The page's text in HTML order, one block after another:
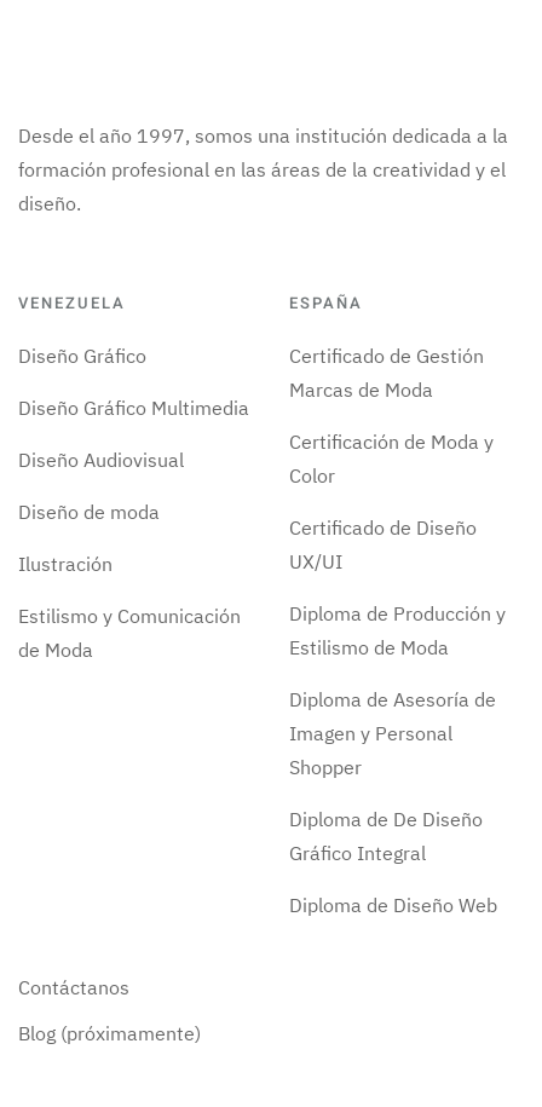
Desde el año 1997, somos una institución dedicada a la
formación profesional en las áreas de la creatividad y el
diseño.
VENEZUELA
Diseño Gráfico
Diseño Gráfico Multimedia
Diseño Audiovisual
Diseño de moda
Ilustración
Estilismo y Comunicación
de Moda
ESPAÑA
Certificado de Gestión
Marcas de Moda
Certificación de Moda y
Color
Certificado de Diseño
UX/UI
Diploma de Producción y
Estilismo de Moda
Diploma de Asesoría de
Imagen y Personal
Shopper
Diploma de De Diseño
Gráfico Integral
Diploma de Diseño Web
Contáctanos
Blog (próximamente)